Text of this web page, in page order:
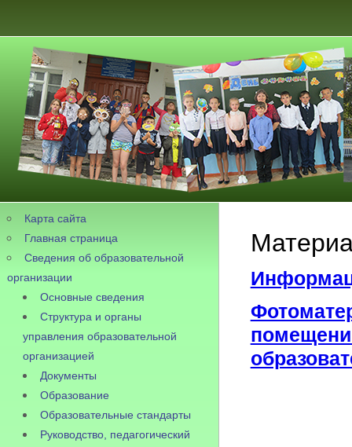
Карта сайта
Главная страница
Сведения об образовательной
организации
Основные сведения
Структура и органы
управления образовательной
организацией
Документы
Образование
Образовательные стандарты
Руководство, педагогический